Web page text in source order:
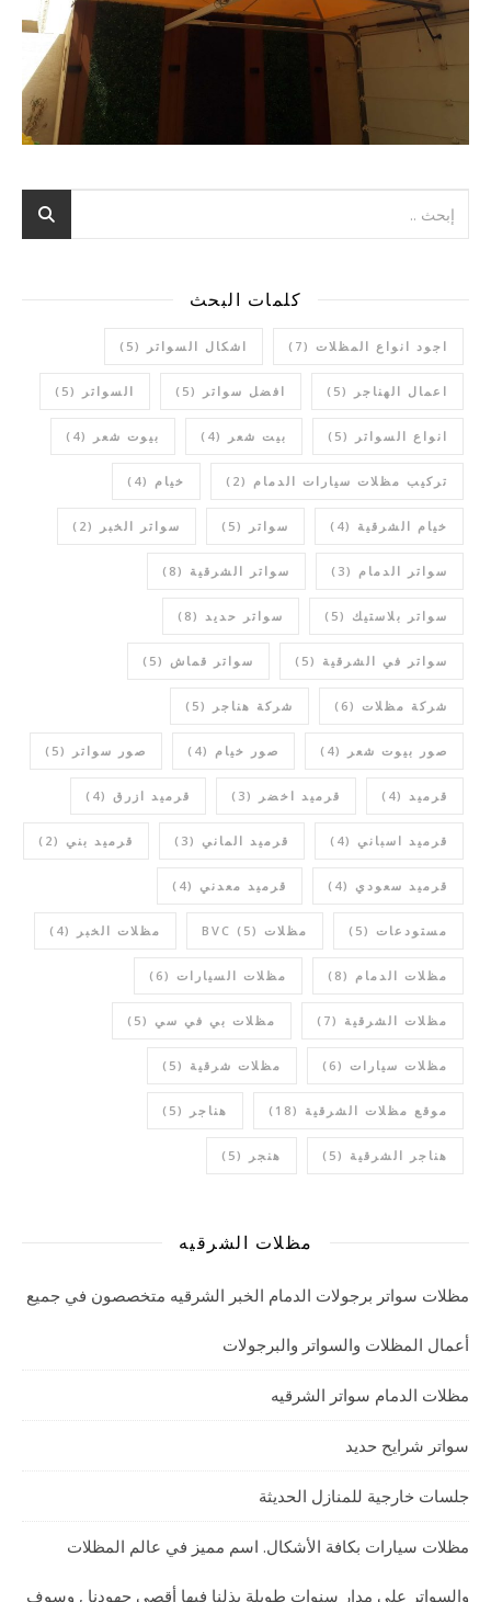
كلمات البحث
اجود انواع المظلات (7) اشكال السواتر (5)
اعمال الهناجر (5) افضل سواتر (5) السواتر (5)
انواع السواتر (5) بيت شعر (4) بيوت شعر (4)
تركيب مظلات سيارات الدمام (2) خيام (4)
خيام الشرقية (4) سواتر (5) سواتر الخبر (2)
سواتر الدمام (3) سواتر الشرقية (8)
سواتر بلاستيك (5) سواتر حديد (8)
سواتر في الشرقية (5) سواتر قماش (5)
شركة مظلات (6) شركة هناجر (5)
صور بيوت شعر (4) صور خيام (4) صور سواتر (5)
قرميد (4) قرميد اخضر (3) قرميد ازرق (4)
قرميد اسباني (4) قرميد الماني (3) قرميد بني (2)
قرميد سعودي (4) قرميد معدني (4)
مستودعات (5) مظلات BVC (5) مظلات الخبر (4)
مظلات الدمام (8) مظلات السيارات (6)
مظلات الشرقية (7) مظلات بي في سي (5)
مظلات سيارات (6) مظلات شرقية (5)
موقع مظلات الشرقية (18) هناجر (5)
هناجر الشرقية (5) هنجر (5)
مظلات الشرقيه
مظلات سواتر برجولات الدمام الخبر الشرقيه متخصصون في جميع
أعمال المظلات والسواتر والبرجولات
مظلات الدمام سواتر الشرقيه
سواتر شرايح حديد
جلسات خارجية للمنازل الحديثة
مظلات سيارات بكافة الأشكال. اسم مميز في عالم المظلات
والسواتر على مدار سنوات طويلة بذلنا فيها أقصى جهودنا , وسوف